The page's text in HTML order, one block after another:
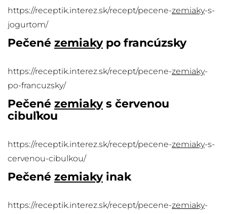
https://receptik.interez.sk/recept/pecene-zemiaky-s-
jogurtom/
Pečené zemiakypo francúzsky
https://receptik.interez.sk/recept/pecene-zemiaky-
po-francuzsky/
Pečené zemiakys červenou
cibuľkou
https://receptik.interez.sk/recept/pecene-zemiaky-s-
cervenou-cibulkou/
Pečené zemiakyinak
https://receptik.interez.sk/recept/pecene-zemiaky-